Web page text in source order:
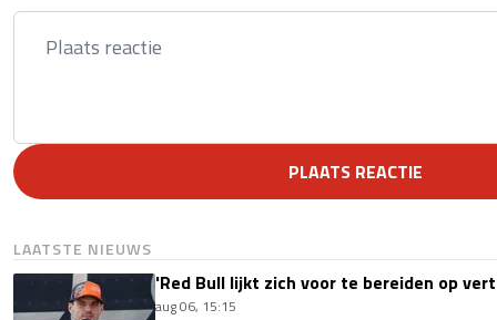
PLAATS REACTIE
LAATSTE NIEUWS
'Red Bull lijkt zich voor te bereiden op
aug 06, 15:15